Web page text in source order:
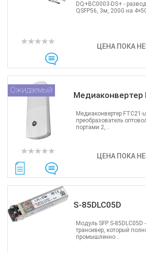
ЦЕНА ПОКА
DQ+BC0003-DS+ -
QSFP56, 3м, 200G на
Медиаконвертер
Ожидаемый
ЦЕНА ПОКА
Медиаконвертер FTC21-
преобразователь
портами 2,...
S-85DLC05D
Модуль SFP S-85DLC05D
трансивер, который
промышленно...